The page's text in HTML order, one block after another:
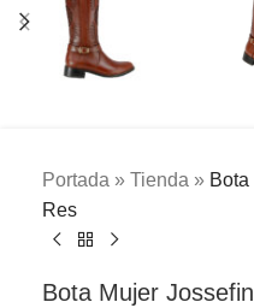
Portada » Tienda »
Res
Bota Mujer